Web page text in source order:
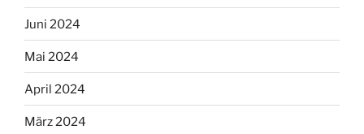
Juni 2024
Mai 2024
April 2024
März 2024